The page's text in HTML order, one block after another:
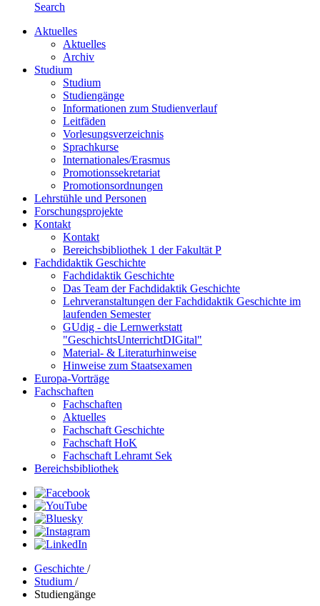
Search
Aktuelles
Aktuelles
Archiv
Studium
Studium
Studiengänge
Informationen zum Studienverlauf
Leitfäden
Vorlesungsverzeichnis
Sprachkurse
Internationales/Erasmus
Promotionssekretariat
Promotionsordnungen
Lehrstühle und Personen
Forschungsprojekte
Kontakt
Kontakt
Bereichsbibliothek 1 der Fakultät P
Fachdidaktik Geschichte
Fachdidaktik Geschichte
Das Team der Fachdidaktik Geschichte
Lehrveranstaltungen der Fachdidaktik Geschichte im
laufenden Semester
GUdig - die Lernwerkstatt
"GeschichtsUnterrichtDIGital"
Material- & Literaturhinweise
Hinweise zum Staatsexamen
Europa-Vorträge
Fachschaften
Fachschaften
Aktuelles
Fachschaft Geschichte
Fachschaft HoK
Fachschaft Lehramt Sek
Bereichsbibliothek
Geschichte /
Studium /
Studiengänge